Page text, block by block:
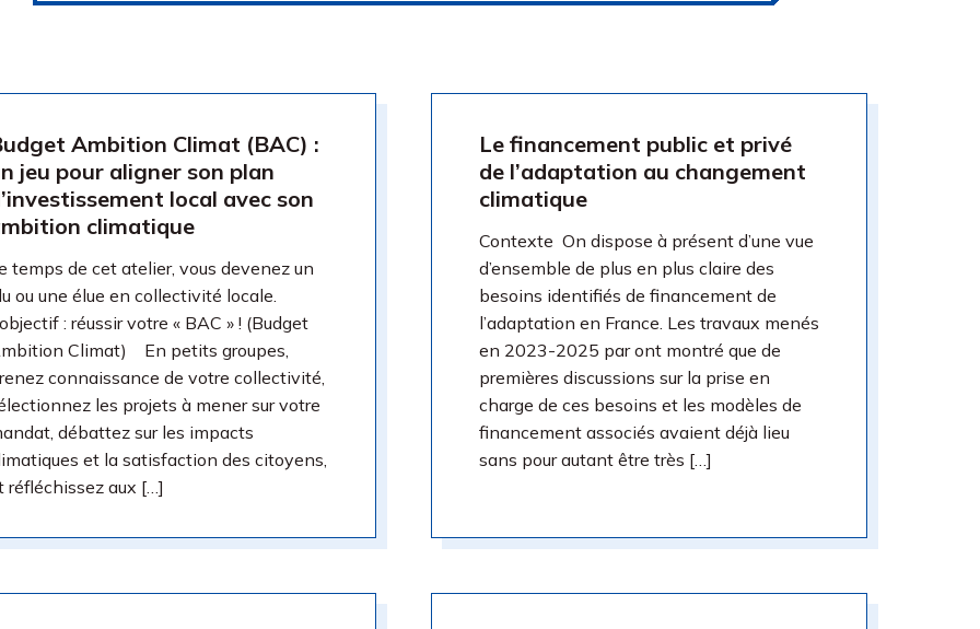
Ambition Climat (BAC) :
jeu pour aligner son plan
local avec son
climatique
temps de cet atelier, vous devenez un
ou une élue en collectivité locale.
: réussir votre « BAC » ! (Budget
Climat) En petits groupes,
connaissance de votre collectivité,
les projets à mener sur votre
débattez sur les impacts
et la satisfaction des citoyens,
réfléchissez aux […]
​​Le financement public et privé
de l’adaptation au changement
climatique​
Contexte On dispose à présent d’une vue
d’ensemble de plus en plus claire des
besoins identifiés de financement de
l’adaptation en France. Les travaux menés
en 2023-2025 par ont montré que de
premières discussions sur la prise en
charge de ces besoins et les modèles de
financement associés avaient déjà lieu
sans pour autant être très […]